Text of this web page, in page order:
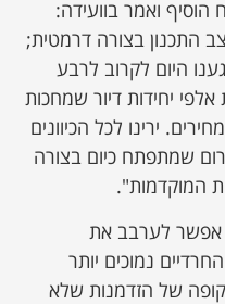
הוסיף ואמר בוועידה:
התכנון בצורה דרמטית;
הגענו היום לקרוב לרבע
יחידות דיור שמחכות
ירינו לכל הכיוונים
שמתפתח כיום בצורה
המוקדמות".
אפשר לערבב את
נמוכים יותר
של הזדמנות שלא